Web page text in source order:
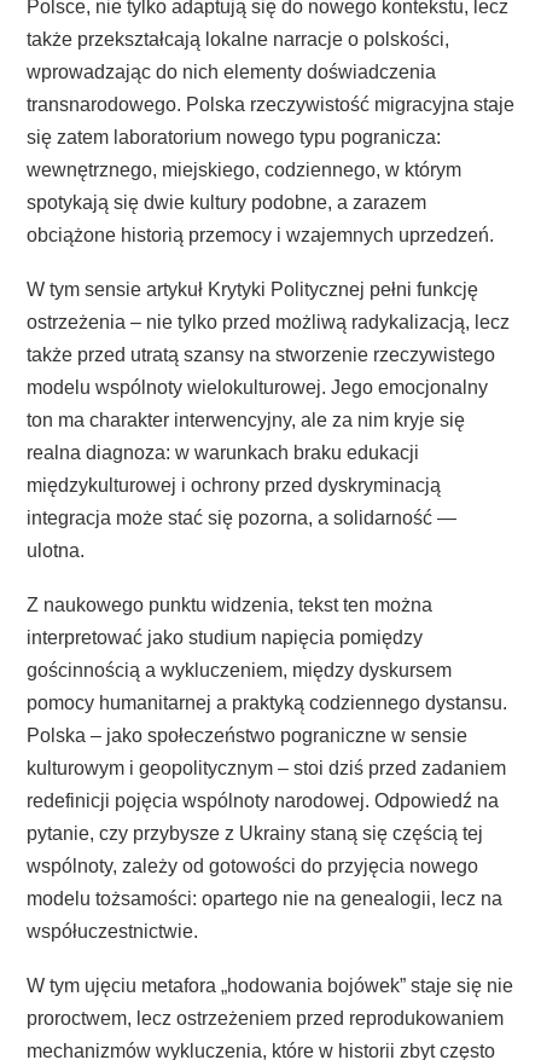
Polsce, nie tylko adaptują się do nowego kontekstu, lecz
także przekształcają lokalne narracje o polskości,
wprowadzając do nich elementy doświadczenia
transnarodowego. Polska rzeczywistość migracyjna staje
się zatem laboratorium nowego typu pogranicza:
wewnętrznego, miejskiego, codziennego, w którym
spotykają się dwie kultury podobne, a zarazem
obciążone historią przemocy i wzajemnych uprzedzeń.
W tym sensie artykuł Krytyki Politycznej pełni funkcję
ostrzeżenia – nie tylko przed możliwą radykalizacją, lecz
także przed utratą szansy na stworzenie rzeczywistego
modelu wspólnoty wielokulturowej. Jego emocjonalny
ton ma charakter interwencyjny, ale za nim kryje się
realna diagnoza: w warunkach braku edukacji
międzykulturowej i ochrony przed dyskryminacją
integracja może stać się pozorna, a solidarność —
ulotna.
Z naukowego punktu widzenia, tekst ten można
interpretować jako studium napięcia pomiędzy
gościnnością a wykluczeniem, między dyskursem
pomocy humanitarnej a praktyką codziennego dystansu.
Polska – jako społeczeństwo pograniczne w sensie
kulturowym i geopolitycznym – stoi dziś przed zadaniem
redefinicji pojęcia wspólnoty narodowej. Odpowiedź na
pytanie, czy przybysze z Ukrainy staną się częścią tej
wspólnoty, zależy od gotowości do przyjęcia nowego
modelu tożsamości: opartego nie na genealogii, lecz na
współuczestnictwie.
W tym ujęciu metafora „hodowania bojówek” staje się nie
proroctwem, lecz ostrzeżeniem przed reprodukowaniem
mechanizmów wykluczenia, które w historii zbyt często